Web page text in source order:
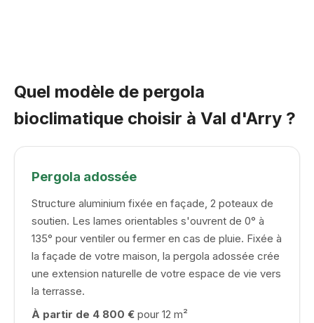
Quel modèle de pergola
bioclimatique choisir à Val d'Arry ?
Pergola adossée
Structure aluminium fixée en façade, 2 poteaux de
soutien. Les lames orientables s'ouvrent de 0° à
135° pour ventiler ou fermer en cas de pluie. Fixée à
la façade de votre maison, la pergola adossée crée
une extension naturelle de votre espace de vie vers
la terrasse.
À partir de 4 800 € pour 12 m²